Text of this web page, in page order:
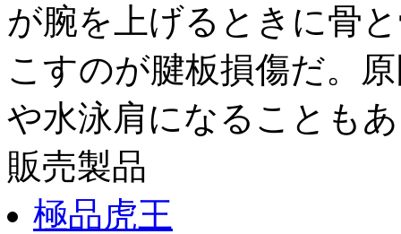
が腕を上げるときに骨
こすのが腱板損傷だ。
や水泳肩になることも
販売製品
極品虎王